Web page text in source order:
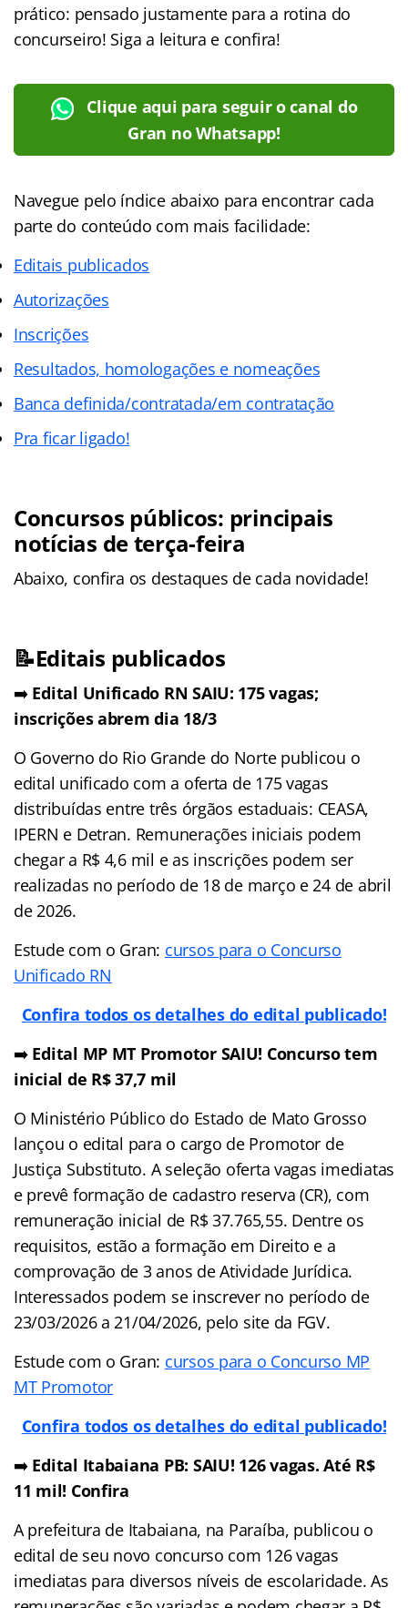
prático: pensado justamente para a rotina do
concurseiro! Siga a leitura e confira!
Clique aqui para seguir o canal do
Gran no Whatsapp!
Navegue pelo índice abaixo para encontrar cada
parte do conteúdo com mais facilidade:
Editais publicados
Autorizações
Inscrições
Resultados, homologações e nomeações
Banca definida/contratada/em contratação
Pra ficar ligado!
Concursos públicos: principais
notícias de terça-feira
Abaixo, confira os destaques de cada novidade!
📝Editais publicados
➡️ Edital Unificado RN SAIU: 175 vagas;
inscrições abrem dia 18/3
O Governo do Rio Grande do Norte publicou o
edital unificado com a oferta de 175 vagas
distribuídas entre três órgãos estaduais: CEASA,
IPERN e Detran. Remunerações iniciais podem
chegar a R$ 4,6 mil e as inscrições podem ser
realizadas no período de 18 de março e 24 de abril
de 2026.
Estude com o Gran: cursos para o Concurso
Unificado RN
Confira todos os detalhes do edital publicado!
➡️ Edital MP MT Promotor SAIU! Concurso tem
inicial de R$ 37,7 mil
O Ministério Público do Estado de Mato Grosso
lançou o edital para o cargo de Promotor de
Justiça Substituto. A seleção oferta vagas imediatas
e prevê formação de cadastro reserva (CR), com
remuneração inicial de R$ 37.765,55. Dentre os
requisitos, estão a formação em Direito e a
comprovação de 3 anos de Atividade Jurídica.
Interessados podem se inscrever no período de
23/03/2026 a 21/04/2026, pelo site da FGV.
Estude com o Gran: cursos para o Concurso MP
MT Promotor
Confira todos os detalhes do edital publicado!
➡️ Edital Itabaiana PB: SAIU! 126 vagas. Até R$
11 mil! Confira
A prefeitura de Itabaiana, na Paraíba, publicou o
edital de seu novo concurso com 126 vagas
imediatas para diversos níveis de escolaridade. As